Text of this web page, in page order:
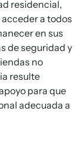
residencial,
a todos
en sus
de seguridad y
no
resulte
para que
adecuada a